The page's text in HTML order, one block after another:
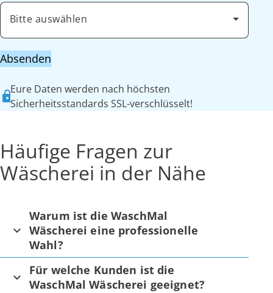
Bitte auswählen
Absenden
Eure Daten werden nach höchsten
Sicherheitsstandards SSL-verschlüsselt!
Häufige Fragen zur
Wäscherei in der Nähe
Warum ist die WaschMal
Wäscherei eine professionelle
Wahl?
Für welche Kunden ist die
WaschMal Wäscherei geeignet?